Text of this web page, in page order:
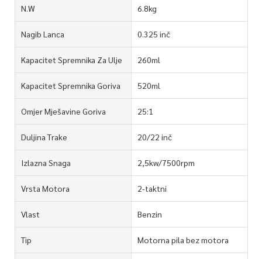
N.W 6.8kg
Nagib Lanca 0.325 inč
Kapacitet Spremnika Za Ulje 260ml
Kapacitet Spremnika Goriva 520ml
Omjer Mješavine Goriva 25:1
Duljina Trake 20/22 inč
Izlazna Snaga 2,5kw/7500rpm
Vrsta Motora 2-taktni
Vlast Benzin
Tip Motorna pila bez motora